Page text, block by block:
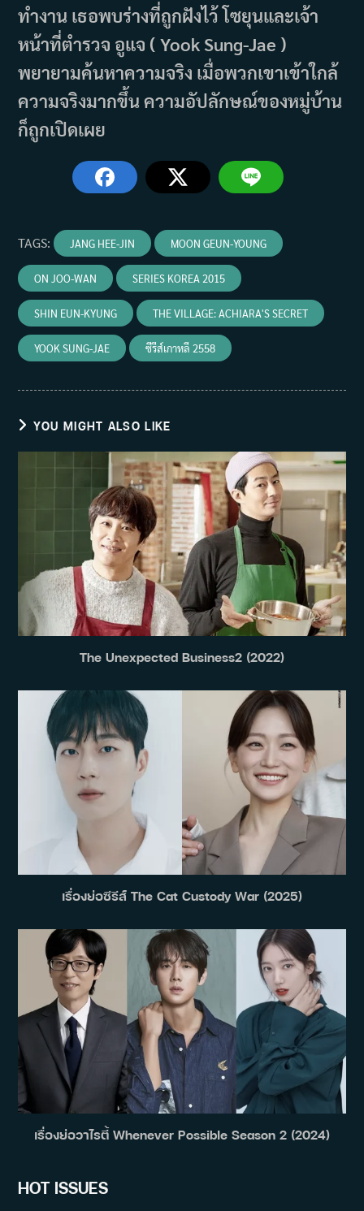
ทำงาน เธอพบร่างที่ถูกฝังไว้ โซยุนและเจ้า
หน้าที่ตำรวจ อูแจ ( Yook Sung-Jae )
พยายามค้นหาความจริง เมื่อพวกเขาเข้าใกล้
ความจริงมากขึ้น ความอัปลักษณ์ของหมู่บ้าน
ก็ถูกเปิดเผย
TAGS: JANG HEE-JIN MOON GEUN-YOUNG
ON JOO-WAN SERIES KOREA 2015
SHIN EUN-KYUNG THE VILLAGE: ACHIARA'S SECRET
YOOK SUNG-JAE ซีรีส์เกาหลี 2558
YOU MIGHT ALSO LIKE
The Unexpected Business2 (2022)
เรื่องย่อซีรีส์ The Cat Custody War (2025)
เรื่องย่อวาไรตี้ Whenever Possible Season 2 (2024)
HOT ISSUES